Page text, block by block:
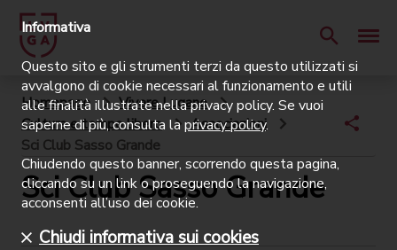
Homepage
Vivere Lugano
Cultura e tempo libero
Associazioni
Sci Club Sasso Grande
Sci Club Sasso Grande
Informativa
Questo sito e gli strumenti terzi da questo utilizzati si
avvalgono di cookie necessari al funzionamento e utili
alle finalità illustrate nella privacy policy. Se vuoi
saperne di più, consulta laprivacy policy.
Chiudendo questo banner, scorrendo questa pagina,
cliccando su un link o proseguendo la navigazione,
acconsenti all’uso dei cookie.
Chiudi informativa sui cookies